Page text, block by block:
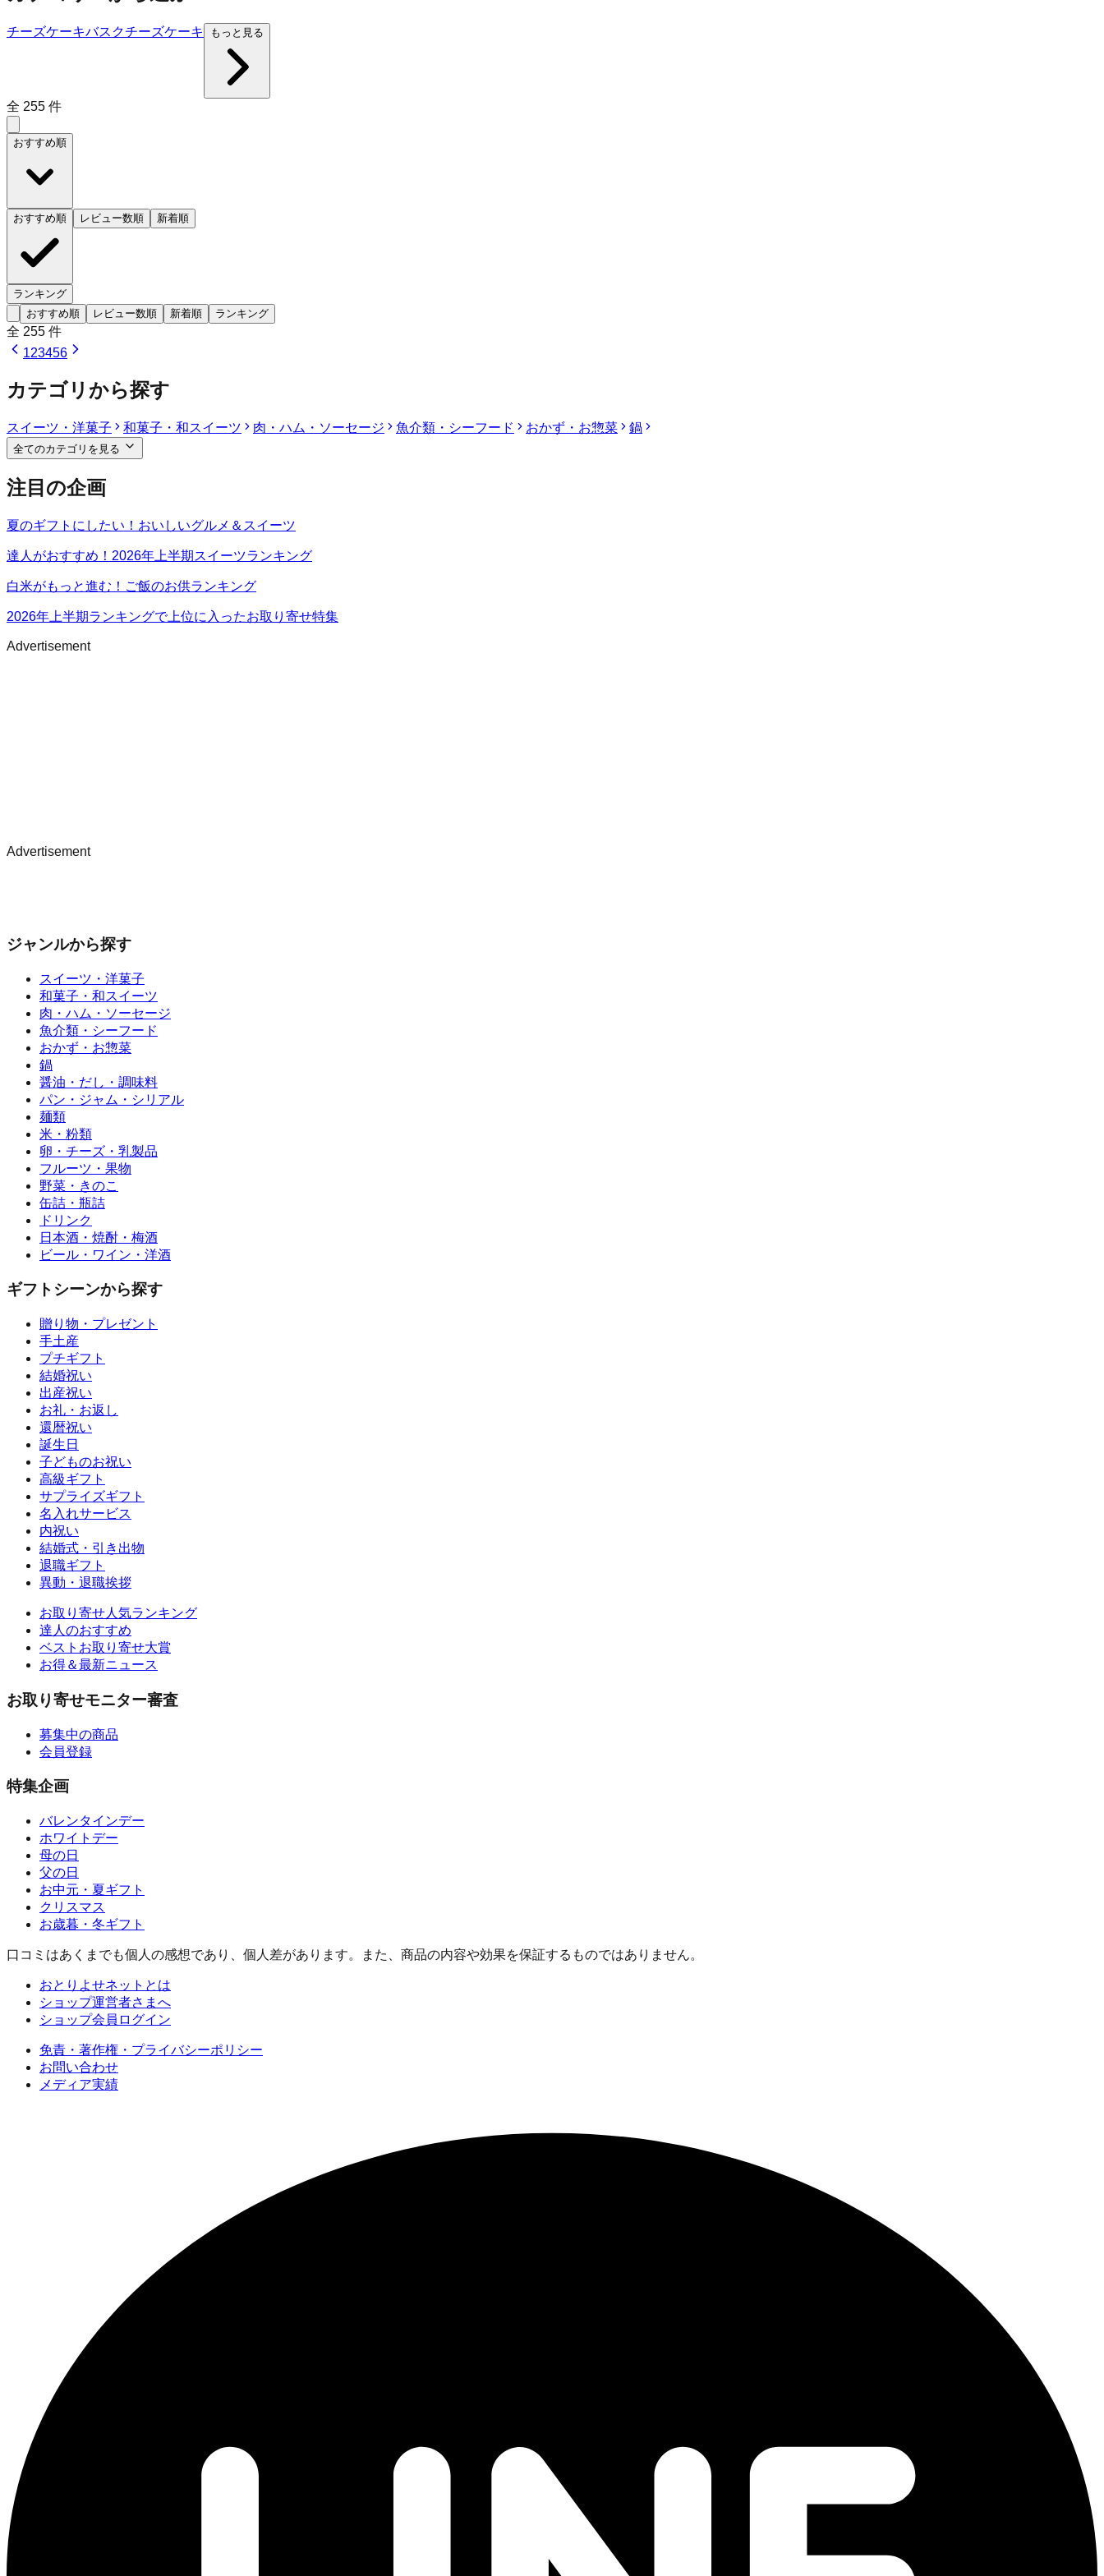
チーズケーキバスクチーズケーキ もっと見る
全 255 件
おすすめ順
おすすめ順 レビュー数順 新着順
ランキング
おすすめ順
レビュー数順 新着順 ランキング
全 255 件
123456
カテゴリから探す
スイーツ・洋菓子 和菓子・和スイーツ 肉・ハム・ソーセージ 魚介類・シーフード おかず・お惣菜 鍋
全てのカテゴリを見る
注目の企画
夏のギフトにしたい！おいしいグルメ＆スイーツ
達人がおすすめ！2026年上半期スイーツランキング
白米がもっと進む！ご飯のお供ランキング
2026年上半期ランキングで上位に入ったお取り寄せ特集
Advertisement
Advertisement
ジャンルから探す
スイーツ・洋菓子
和菓子・和スイーツ
肉・ハム・ソーセージ
魚介類・シーフード
おかず・お惣菜
鍋
醤油・だし・調味料
パン・ジャム・シリアル
麺類
米・粉類
卵・チーズ・乳製品
フルーツ・果物
野菜・きのこ
缶詰・瓶詰
ドリンク
日本酒・焼酎・梅酒
ビール・ワイン・洋酒
ギフトシーンから探す
贈り物・プレゼント
手土産
プチギフト
結婚祝い
出産祝い
お礼・お返し
還暦祝い
誕生日
子どものお祝い
高級ギフト
サプライズギフト
名入れサービス
内祝い
結婚式・引き出物
退職ギフト
異動・退職挨拶
お取り寄せ人気ランキング
達人のおすすめ
ベストお取り寄せ大賞
お得＆最新ニュース
お取り寄せモニター審査
募集中の商品
会員登録
特集企画
バレンタインデー
ホワイトデー
母の日
父の日
お中元・夏ギフト
クリスマス
お歳暮・冬ギフト
口コミはあくまでも個人の感想であり、個人差があります。また、商品の内容や効果を保証するものではありません。
おとりよせネットとは
ショップ運営者さまへ
ショップ会員ログイン
免責・著作権・プライバシーポリシー
お問い合わせ
メディア実績